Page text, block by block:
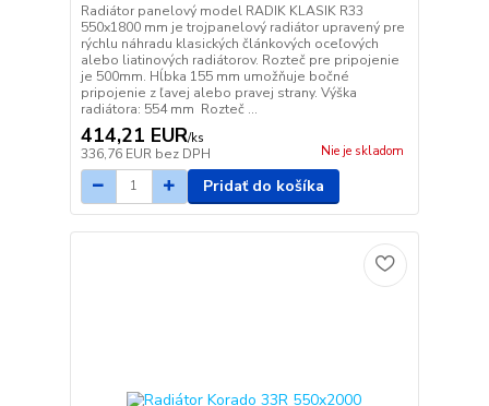
Radiátor panelový model RADIK KLASIK R33
550x1800 mm je trojpanelový radiátor upravený pre
rýchlu náhradu klasických článkových oceľových
alebo liatinových radiátorov. Rozteč pre pripojenie
je 500mm. Hĺbka 155 mm umožňuje bočné
pripojenie z ľavej alebo pravej strany. Výška
radiátora: 554 mm Rozteč ...
414,21 EUR/ks
336,76 EUR bez DPH Nie je skladom
Pridať do košíka